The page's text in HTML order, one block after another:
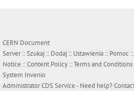
CERN Document
Server ::Szukaj :: Dodaj :: Ustawienia :: Pomoc ::
Notice ::Content Policy ::Terms and Conditions
System Invenio
AdministratorCDS Service- Need help?